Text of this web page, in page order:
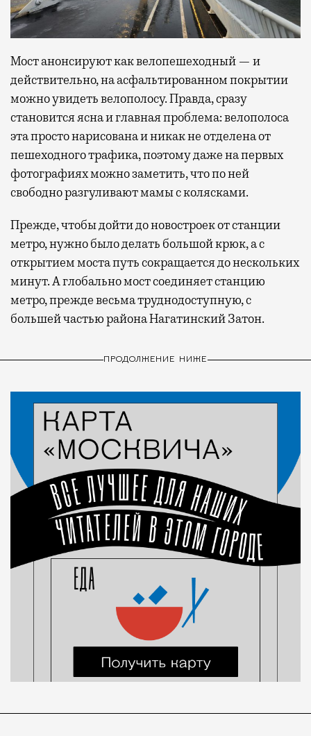
Мост анонсируют как велопешеходный — и
действительно, на асфальтированном покрытии
можно увидеть велополосу. Правда, сразу
становится ясна и главная проблема: велополоса
эта просто нарисована и никак не отделена от
пешеходного трафика, поэтому даже на первых
фотографиях можно заметить, что по ней
свободно разгуливают мамы с колясками.
Прежде, чтобы дойти до новостроек от станции
метро, нужно было делать большой крюк, а с
открытием моста путь сокращается до нескольких
минут. А глобально мост соединяет станцию
метро, прежде весьма труднодоступную, с
большей частью района Нагатинский Затон.
ПРОДОЛЖЕНИЕ НИЖЕ